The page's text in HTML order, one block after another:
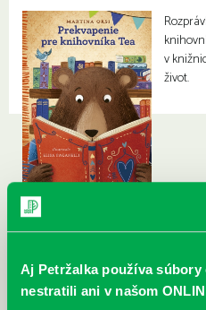
Aj Petržalka používa súbory
nestratili ani v našom
v
život.